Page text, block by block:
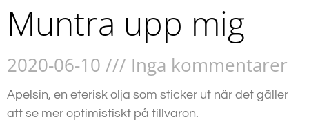
Muntra upp mig
2020-06-10 Inga kommentarer
Apelsin, en eterisk olja som sticker ut när det gäller
att se mer optimistiskt på tillvaron.